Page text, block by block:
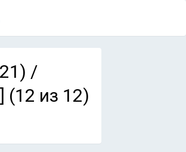
/
(12 из 12)